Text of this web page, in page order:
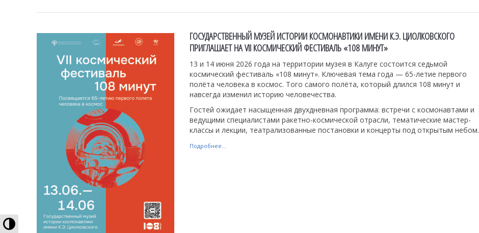
Высокая контрастность
ГОСУДАРСТВЕННЫЙ МУЗЕЙ ИСТОРИИ КОСМОНАВТИКИ ИМЕНИ К.Э. ЦИОЛКОВСКОГО
ПРИГЛАШАЕТ НА VII КОСМИЧЕСКИЙ ФЕСТИВАЛЬ «108 МИНУТ»
13 и 14 июня 2026 года на территории музея в Калуге состоится седьмой
космический фестиваль «108 минут». Ключевая тема года — 65-летие первого
полёта человека в космос. Того самого полёта, который длился 108 минут и
навсегда изменил историю человечества.
Гостей ожидает насыщенная двухдневная программа: встречи с космонавтами и
ведущими специалистами ракетно-космической отрасли, тематические мастер-
классы и лекции, театрализованные постановки и концерты под открытым небом.
Подробнее...